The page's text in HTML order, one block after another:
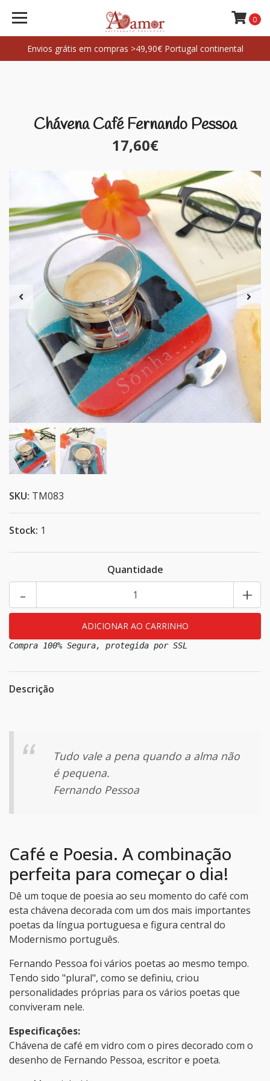
Envios grátis em compras >49,90€ Portugal continental
0
Chávena Café Fernando Pessoa
17,60€
SKU: TM083
Stock: 1
Quantidade
+
-
Compra 100% Segura, protegida por SSL
Descrição
Tudo vale a pena quando a alma não
é pequena.
Fernando Pessoa
Café e Poesia. A combinação
perfeita para começar o dia!
Dê um toque de poesia ao seu momento do café com
esta chávena decorada com um dos mais importantes
poetas da língua portuguesa e figura central do
Modernismo português.
Fernando Pessoa foi vários poetas ao mesmo tempo.
Tendo sido "plural", como se definiu, criou
personalidades próprias para os vários poetas que
conviveram nele.
Especificações:
Chávena de café em vidro com o pires decorado com o
desenho de Fernando Pessoa, escritor e poeta.